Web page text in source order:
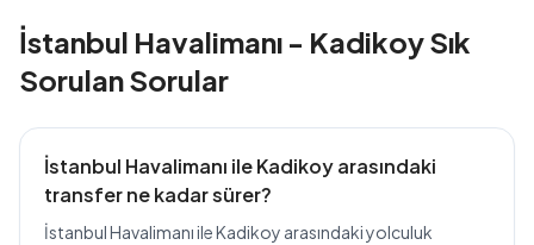
İstanbul Havalimanı - Kadikoy Sık
Sorulan Sorular
İstanbul Havalimanı ile Kadikoy arasındaki
transfer ne kadar sürer?
İstanbul Havalimanı ile Kadikoy arasındaki yolculuk